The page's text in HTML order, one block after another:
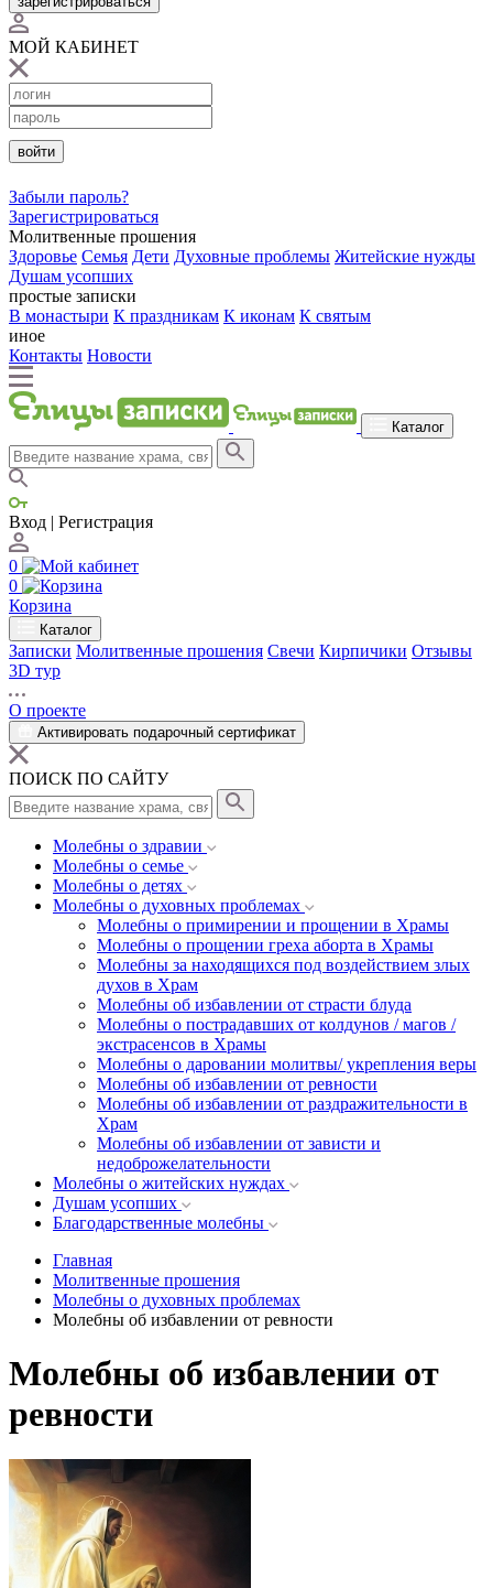
МОЙ КАБИНЕТ
войти
Забыли пароль?
Зарегистрироваться
Молитвенные прошения
Здоровье Семья Дети Духовные проблемы Житейские нужды
Душам усопших
простые записки
В монастыри К праздникам К иконам К святым
иное
Контакты Новости
Каталог
Вход | Регистрация
0
0
Корзина
Каталог
Записки Молитвенные прошения Свечи Кирпичики Отзывы
3D тур
О проекте
Активировать подарочный сертификат
ПОИСК ПО САЙТУ
Молебны о здравии
Молебны о семье
Молебны о детях
Молебны о духовных проблемах
Молебны о примирении и прощении в Храмы
Молебны о прощении греха аборта в Храмы
Молебны за находящихся под воздействием злых
духов в Храм
Молебны об избавлении от страсти блуда
Молебны о пострадавших от колдунов / магов /
экстрасенсов в Храмы
Молебны о даровании молитвы/ укрепления веры
Молебны об избавлении от ревности
Молебны об избавлении от раздражительности в
Храм
Молебны об избавлении от зависти и
недоброжелательности
Молебны о житейских нуждах
Душам усопших
Благодарственные молебны
Главная
Молитвенные прошения
Молебны о духовных проблемах
Молебны об избавлении от ревности
Молебны об избавлении от
ревности